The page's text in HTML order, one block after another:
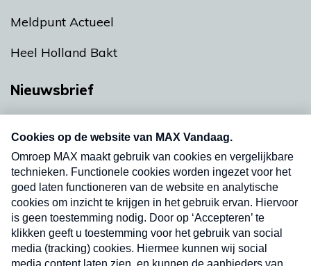
Meldpunt Actueel
Heel Holland Bakt
Nieuwsbrief
nieuwsbrief. Elke vrijdag- en dinsdagochtend in
uw mailbox.
Verzend